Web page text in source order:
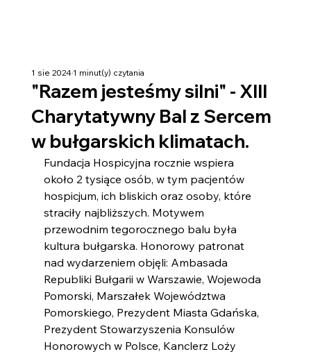
"Razem jesteśmy silni" - XIII
Charytatywny Bal z Sercem
w bułgarskich klimatach.
1 sie 20241 minut(y) czytania
Fundacja Hospicyjna rocznie wspiera
około 2 tysiące osób, w tym pacjentów
hospicjum, ich bliskich oraz osoby, które
straciły najbliższych. Motywem
przewodnim tegorocznego balu była
kultura bułgarska. Honorowy patronat
nad wydarzeniem objęli: Ambasada
Republiki Bułgarii w Warszawie, Wojewoda
Pomorski, Marszałek Województwa
Pomorskiego, Prezydent Miasta Gdańska,
Prezydent Stowarzyszenia Konsulów
Honorowych w Polsce, Kanclerz Loży